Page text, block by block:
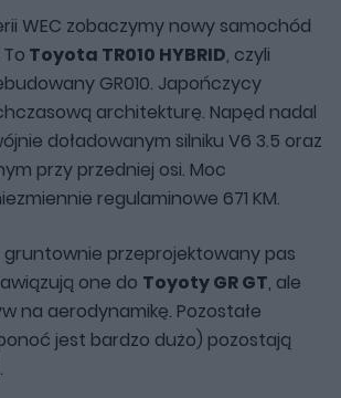
WEC zobaczymy nowy samochód
To Toyota TR010 HYBRID, czyli
GR010. Japończycy
architekturę. Napęd nadal
doładowanym silniku V6 3.5 oraz
przy przedniej osi. Moc
regulaminowe 671 KM.
gruntownie przeprojektowany pas
one do Toyoty GR GT, ale
na aerodynamikę. Pozostałe
jest bardzo dużo) pozostają